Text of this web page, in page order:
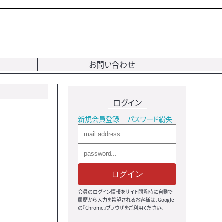
お問い合わせ
ログイン
新規会員登録 パスワード紛失
ログイン
会員のログイン情報をサイト閲覧時に自動で
履歴から入力を希望されるお客様は、Google
の『Chrome』ブラウザをご利用ください。